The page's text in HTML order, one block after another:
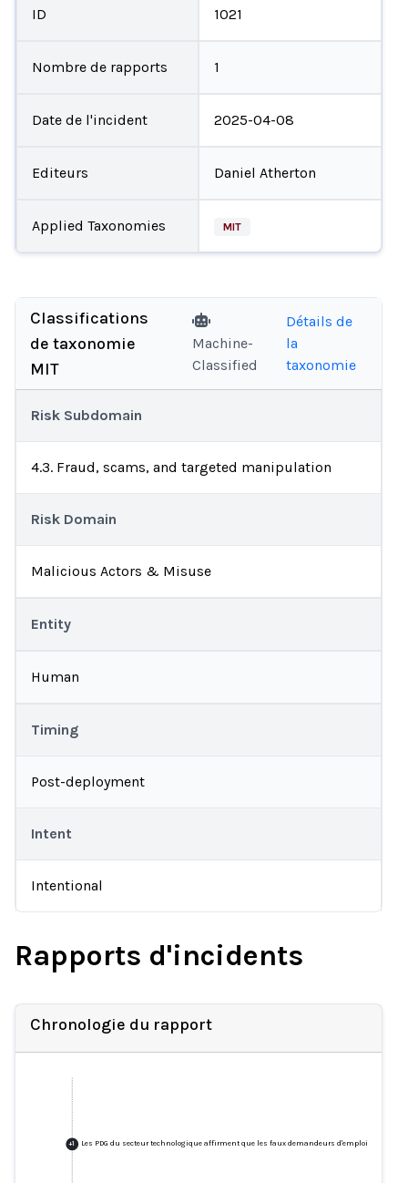
ID 1021
Nombre de rapports 1
Date de l'incident 2025-04-08
Editeurs Daniel Atherton
Applied Taxonomies MIT
Classifications
de taxonomie
MIT
Machine-
Classified
Détails de
la
taxonomie
Risk Subdomain
4.3. Fraud, scams, and targeted manipulation
Risk Domain
Malicious Actors & Misuse
Entity
Human
Timing
Post-deployment
Intent
Intentional
Rapports d'incidents
Chronologie du rapport
+1 Les PDG du secteur technologique affirment que les faux demandeurs d'emploi